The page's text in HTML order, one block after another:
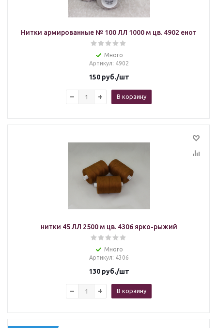
Нитки армированные № 100 ЛЛ 1000 м цв. 4902 енот
Много
Артикул: 4902
150руб./шт
В корзину
нитки 45 ЛЛ 2500 м цв. 4306 ярко-рыжий
Много
Артикул: 4306
130руб./шт
В корзину